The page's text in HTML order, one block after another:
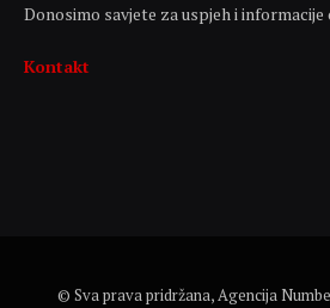
Donosimo savjete za uspjeh i informacije
Kontakt
© Sva prava pridržana, Agencija